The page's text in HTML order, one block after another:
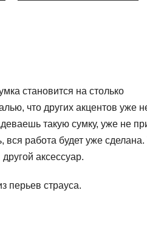
становится на столько
что других акцентов уже
такую сумку, уже не
вся работа будет уже сделана.
аксессуар.
перьев страуса.